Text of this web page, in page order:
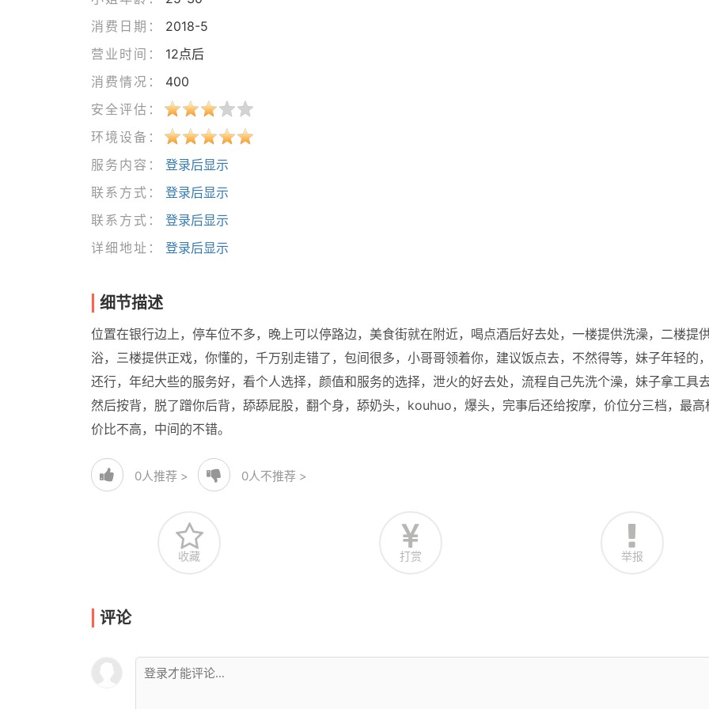
消费日期：
2018-5
营业时间：
12点后
消费情况：
400
安全评估：
环境设备：
服务内容：
登录后显示
联系方式：
登录后显示
联系方式：
登录后显示
详细地址：
登录后显示
细节描述
位置在银行边上，停车位不多，晚上可以停路边，美食街就在附近，喝点酒后好去处，一楼提供洗澡，二楼提
浴，三楼提供正戏，你懂的，千万别走错了，包间很多，小哥哥领着你，建议饭点去，不然得等，妹子年轻的
还行，年纪大些的服务好，看个人选择，颜值和服务的选择，泄火的好去处，流程自己先洗个澡，妹子拿工具去
然后按背，脱了蹭你后背，舔舔屁股，翻个身，舔奶头，kouhuo，爆头，完事后还给按摩，价位分三档，最高
价比不高，中间的不错。
0人推荐 > 0人不推荐 >
收藏 打赏 举报
评论